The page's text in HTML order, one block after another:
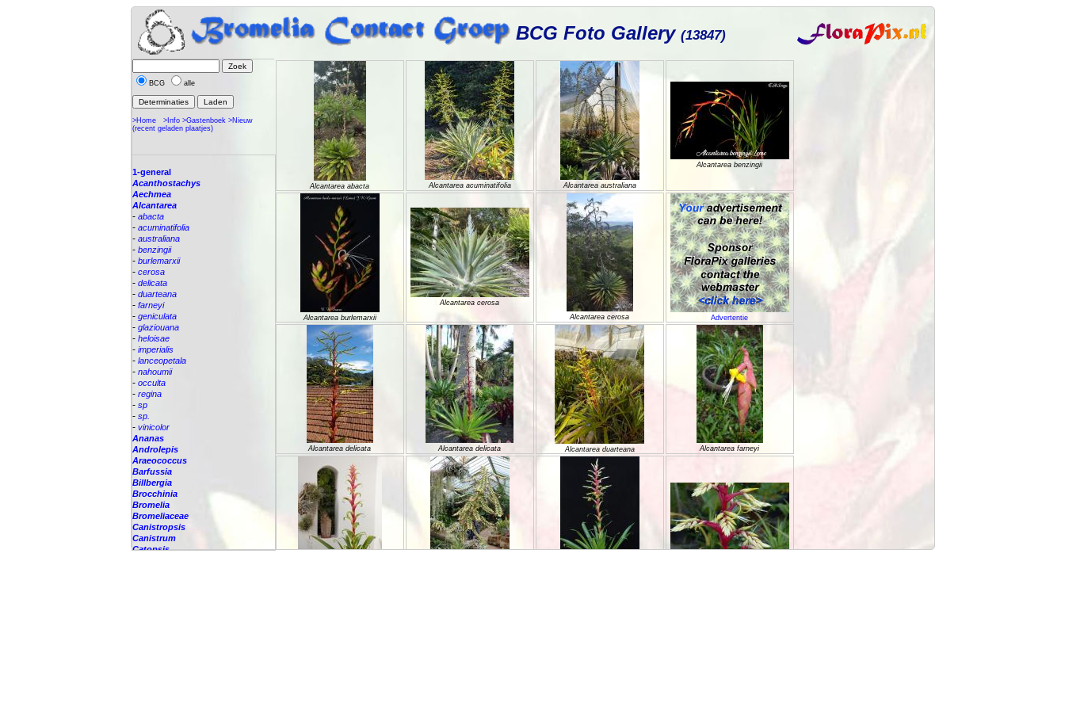
BCG Foto Gallery (13847)
BCG alle
>Home >Info >Gastenboek >Nieuw
(recent geladen plaatjes)
1-general
Acanthostachys
Aechmea
Alcantarea
- abacta
- acuminatifolia
- australiana
- benzingii
- burlemarxii
- cerosa
- delicata
- duarteana
- farneyi
- geniculata
- glaziouana
- heloisae
- imperialis
- lanceopetala
- nahoumii
- occulta
- regina
- sp
- sp.
- vinicolor
Ananas
Androlepis
Araeococcus
Barfussia
Billbergia
Brocchinia
Bromelia
Bromeliaceae
Canistropsis
Canistrum
Catopsis
Alcantarea abacta Alcantarea acuminatifolia Alcantarea australiana
Alcantarea benzingii
Alcantarea burlemarxii
Alcantarea cerosa
Alcantarea cerosa
Advertentie
Alcantarea delicata Alcantarea delicata Alcantarea duarteana Alcantarea farneyi